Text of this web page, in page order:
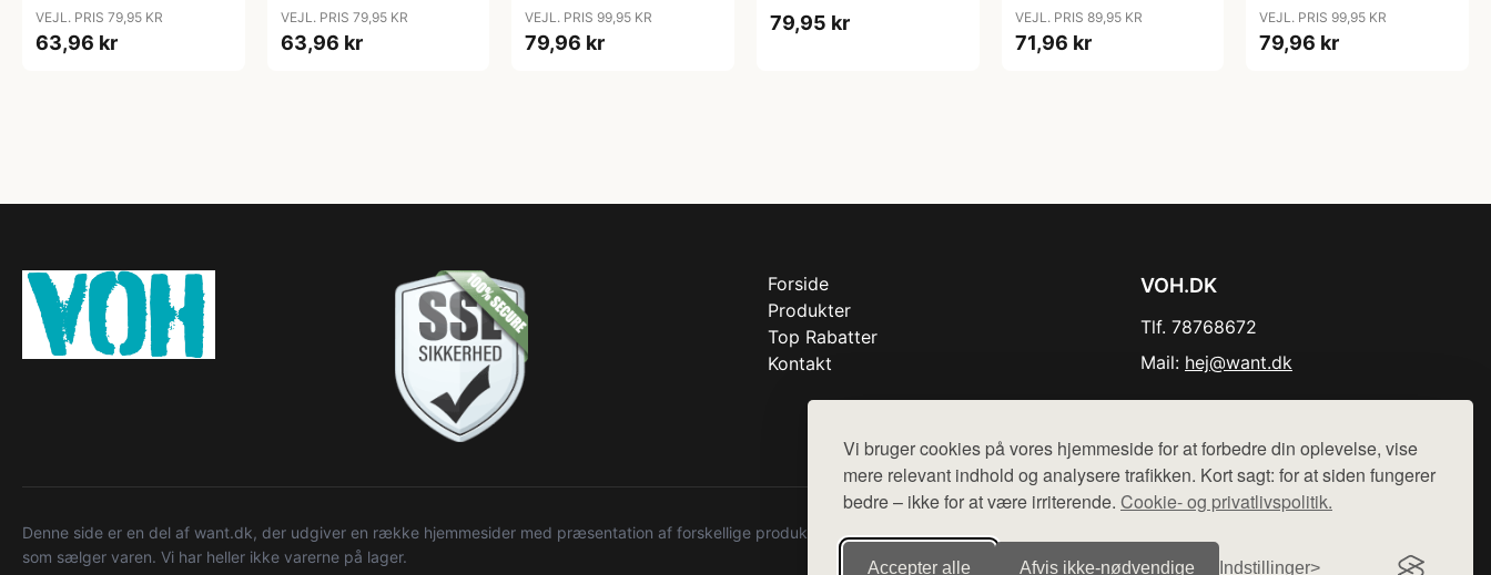
Vi bruger cookies på vores hjemmeside for at forbedre din oplevelse, vise
mere relevant indhold og analysere trafikken. Kort sagt: for at siden fungerer
bedre – ikke for at være irriterende. Cookie- og privatlivspolitik.
Accepter alle Afvis ikke‑nødvendige Indstillinger
VEJL. PRIS 79,95 KR
63,96 kr
VEJL. PRIS 79,95 KR
63,96 kr
VEJL. PRIS 99,95 KR
79,96 kr
79,95 kr VEJL. PRIS 89,95 KR
71,96 kr
Breeze Mix
VEJL. PRIS 99,95 KR
79,96 kr
Forside
Produkter
Top Rabatter
Kontakt
VOH.DK
Tlf. 78768672
Mail: hej@want.dk
Denne side er en del af want.dk, der udgiver en række hjemmesider med præsentation af forskellige produkter fra diverse webshops. Der sælges ikke varer fra denne side - vi henviser til de shops,
som sælger varen. Vi har heller ikke varerne på lager.